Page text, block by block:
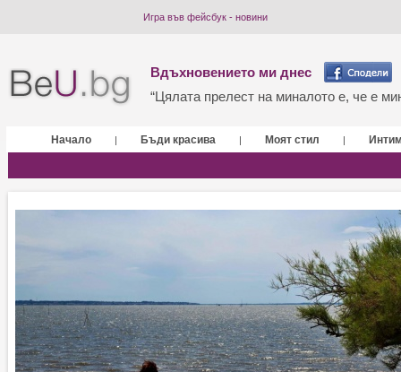
Игра във фейсбук - новини
Вдъхновението ми днес
“Цялата прелест на миналото е, че е
Начало | Бъди красива | Моят стил |